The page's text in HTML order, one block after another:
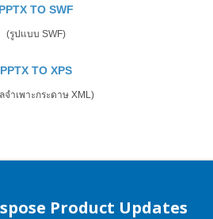
PPTX TO SWF
(รูปแบบ SWF)
PPTX TO XPS
จำเพาะกระดาษ XML)
Product Updates